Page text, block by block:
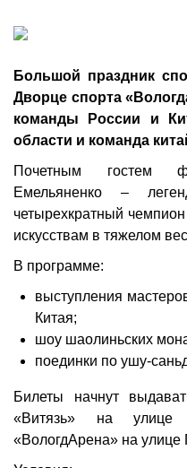
Большой праздник
Дворце спорта
команды России и
области и команда
Почетным гостем
Емельяненко –
четырехкратный
искусствам в тяжелом
В программе:
выступления
Китая;
шоу шаолиньских
поединки по ушу-
Билеты начнут
«Витязь» на
«ВологдАрена» на улице